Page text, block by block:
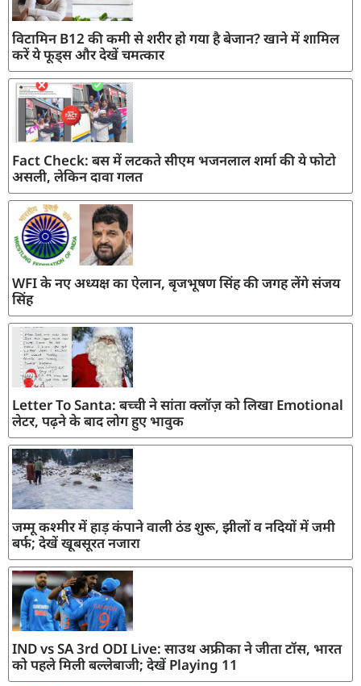
विटामिन B12 की कमी से शरीर हो गया है बेजान? खाने में शामिल
करें ये फूड्स और देखें चमत्कार
Fact Check: बस में लटकते सीएम भजनलाल शर्मा की ये फोटो
असली, लेकिन दावा गलत
WFI के नए अध्यक्ष का ऐलान, बृजभूषण सिंह की जगह लेंगे संजय
सिंह
Letter To Santa: बच्ची ने सांता क्लॉज़ को लिखा Emotional
लेटर, पढ़ने के बाद लोग हुए भावुक
जम्मू कश्मीर में हाड़ कंपाने वाली ठंड शुरू, झीलों व नदियों में जमी
बर्फ; देखें खूबसूरत नजारा
IND vs SA 3rd ODI Live: साउथ अफ्रीका ने जीता टॉस, भारत
को पहले मिली बल्लेबाजी; देखें Playing 11